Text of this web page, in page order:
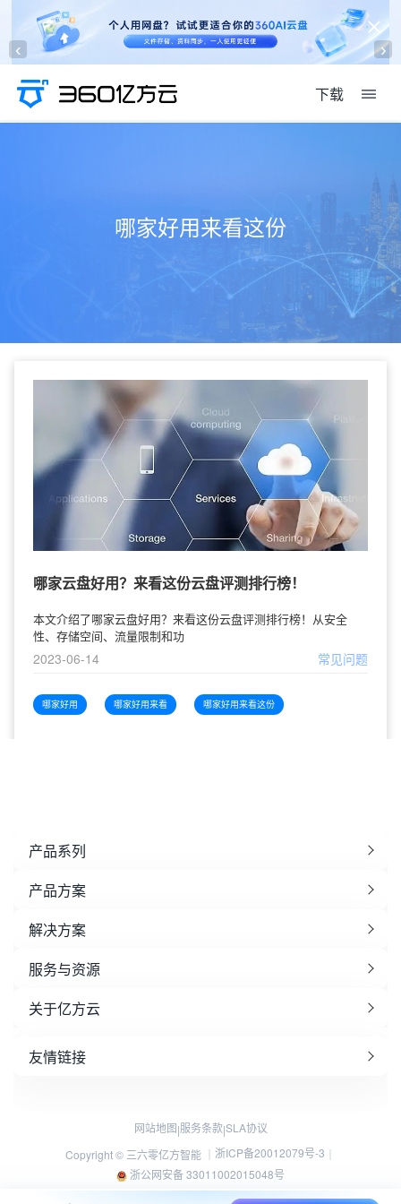
‹ ›
下载
哪家好用来看这份
哪家云盘好用？来看这份云盘评测排行榜！
本文介绍了哪家云盘好用？来看这份云盘评测排行榜！从安全
性、存储空间、流量限制和功
2023-06-14 常见问题
哪家好用 哪家好用来看 哪家好用来看这份
产品系列
产品方案
解决方案
服务与资源
关于亿方云
友情链接
网站地图|服务条款|SLA协议
Copyright © 三六零亿方智能 ｜ 浙ICP备20012079号-3 ｜
浙公网安备 33011002015048号